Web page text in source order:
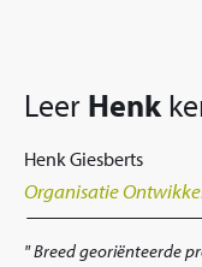
Leer Henk
Henk Giesberts
Organisatie
Breed georiënteerde